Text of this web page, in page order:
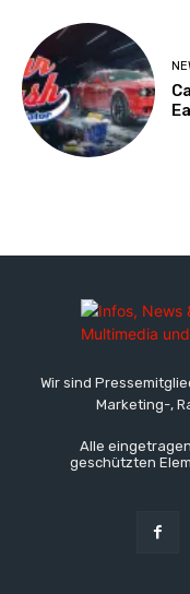
Wir sind
Marketing-,
Alle
geschützten